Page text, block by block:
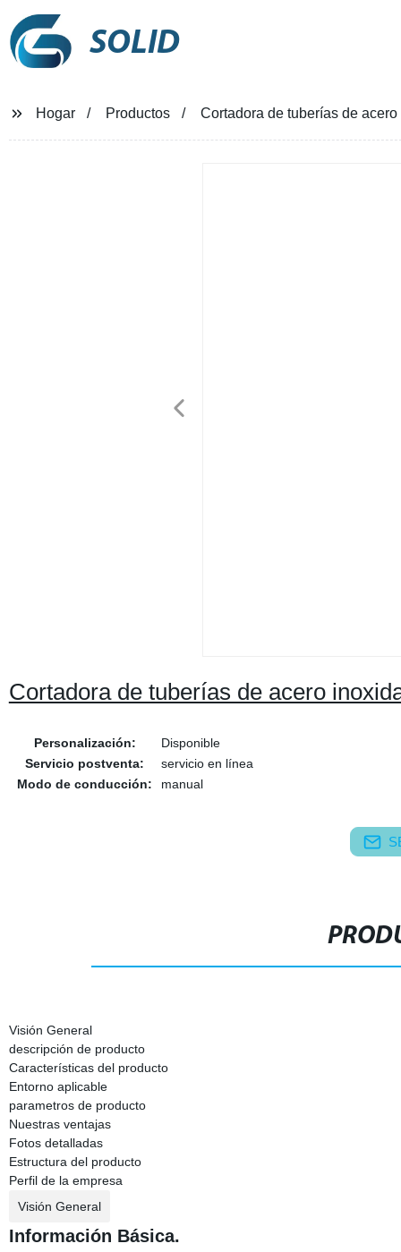
SOLID
Hogar Productos Cortadora de tuberías de
Cortadora de tuberías de acero
Personalización:
Disponible
Servicio postventa:
servicio en línea
Modo de conducción:
manual
Visión General
descripción de producto
Características del producto
Entorno aplicable
parametros de producto
Nuestras ventajas
Fotos detalladas
Estructura del producto
Perfil de la empresa
Visión General
Información Básica.